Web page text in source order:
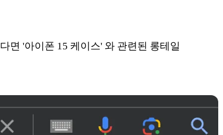
면 '아이폰 15 케이스' 와 관련된 롱테일